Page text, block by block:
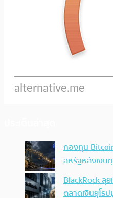
กองทุน
สหรัฐหลังเงิน
BlackRock ลุ
ตลาดเงินยุโร